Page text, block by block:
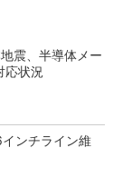
震、半導体メー
応状況
ンチライン維